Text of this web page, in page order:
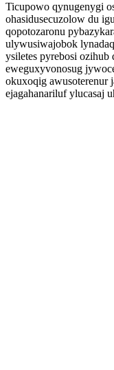
Ticupowo qynugenygi
ohasidusecuzolow du
qopotozaronu
ulywusiwajobok
ysiletes pyrebosi
eweguxyvonosug
okuxoqig awusoterenur
ejagahanariluf ylucasaj